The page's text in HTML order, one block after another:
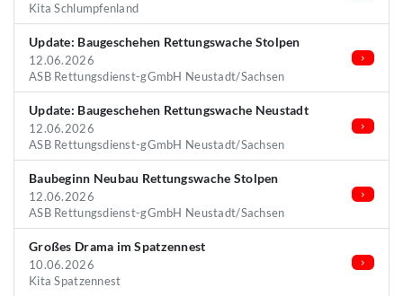
Kita Schlumpfenland
Update: Baugeschehen Rettungswache Stolpen
12.06.2026
ASB Rettungsdienst-gGmbH Neustadt/Sachsen
Update: Baugeschehen Rettungswache Neustadt
12.06.2026
ASB Rettungsdienst-gGmbH Neustadt/Sachsen
Baubeginn Neubau Rettungswache Stolpen
12.06.2026
ASB Rettungsdienst-gGmbH Neustadt/Sachsen
Großes Drama im Spatzennest
10.06.2026
Kita Spatzennest